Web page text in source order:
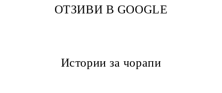
ОТЗИВИ В GOOGLE
Истории за чорапи